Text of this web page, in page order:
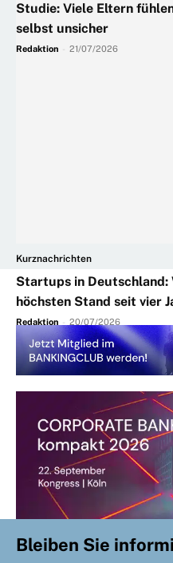
Studie: Viele Eltern
selbst unsicher
Redaktion 21/07/2026
Kurznachrichten
Startups in
höchsten Stand seit vier
Redaktion - 20/07/2026
Bleiben Sie